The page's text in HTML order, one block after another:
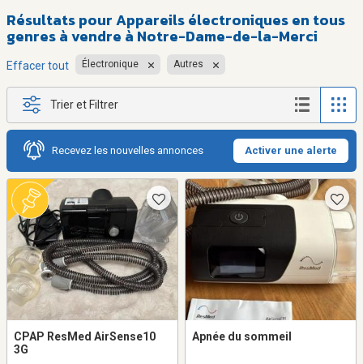
Résultats pourAppareils électroniques en tous
genres à vendre à Notre-Dame-de-la-Merci
Effacer tout Électronique Autres
Trier et Filtrer
Recevez les nouvelles annonces Activer une alerte
CPAP ResMed AirSense10
3G
Apnée du sommeil